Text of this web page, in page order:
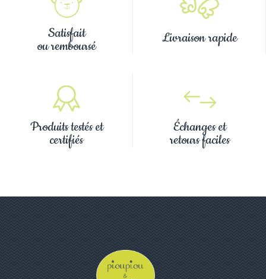
Satisfait
ou remboursé Livraison rapide
Produits testés et
certifiés
Échanges et
retours faciles